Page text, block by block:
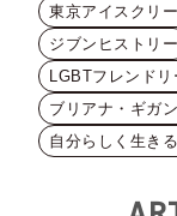
東京アイスクリ
ジブンヒストリー
LGBTフレンドリ
ブリアナ・ギガ
自分らしく生き